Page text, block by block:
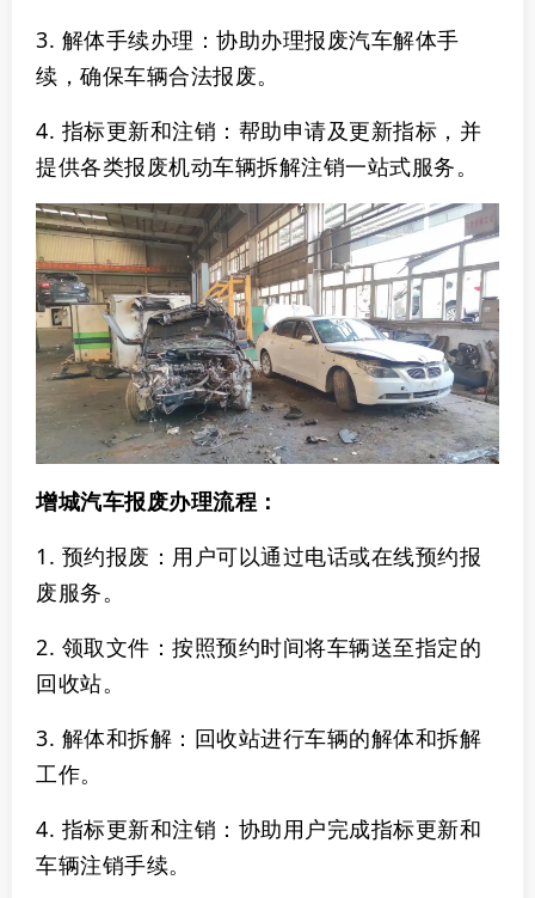
3. ‌解体手续办理‌：协助办理报废汽车解体手
续，确保车辆合法报废‌。
4. ‌指标更新和注销‌：帮助申请及更新指标，并
提供各类报废机动车辆拆解注销一站式服务‌。
增城汽车报废办理流程‌：
1. ‌预约报废‌：用户可以通过电话或在线预约报
废服务。
2. ‌领取文件‌：按照预约时间将车辆送至指定的
回收站。
3. ‌解体和拆解‌：回收站进行车辆的解体和拆解
工作。
4. ‌指标更新和注销‌：协助用户完成指标更新和
车辆注销手续。